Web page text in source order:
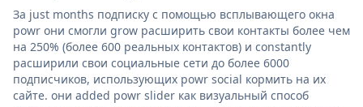
За just months подписку с помощью всплывающего окна
powr они смогли grow расширить свои контакты более чем
на 250% (более 600 реальных контактов) и constantly
расширили свои социальные сети до более 6000
подписчиков, использующих powr social кормить на их
сайте. они added powr slider как визуальный способ